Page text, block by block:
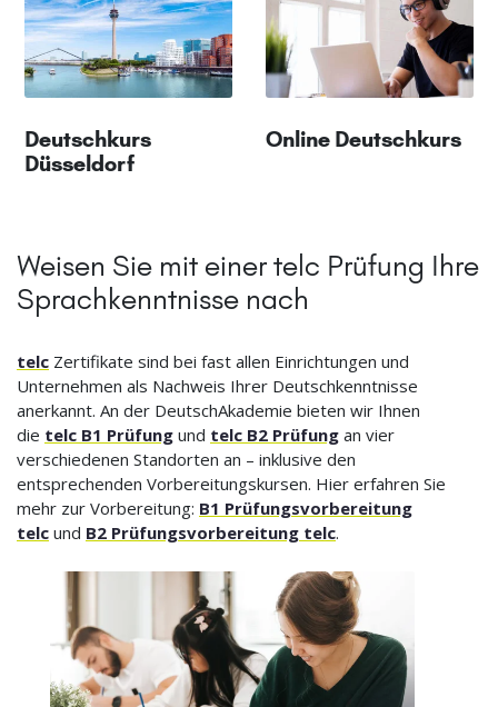
Deutschkurs
Düsseldorf
Online Deutschkurs
Weisen Sie mit einer telc Prüfung Ihre
Sprachkenntnisse nach
telc Zertifikate sind bei fast allen Einrichtungen und
Unternehmen als Nachweis Ihrer Deutschkenntnisse
anerkannt. An der DeutschAkademie bieten wir Ihnen
die telc B1 Prüfung und telc B2 Prüfung an vier
verschiedenen Standorten an – inklusive den
entsprechenden Vorbereitungskursen. Hier erfahren Sie
mehr zur Vorbereitung: B1 Prüfungsvorbereitung
telc und B2 Prüfungsvorbereitung telc.